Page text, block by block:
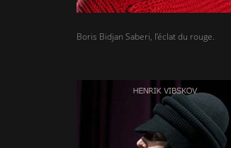
Boris Bidjan Saberi, l’éclat du rouge.